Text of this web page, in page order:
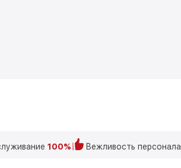
100% Вежливость персонала